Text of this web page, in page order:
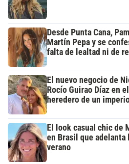
Desde Punta Cana,
Martín Pepa y se
falta de lealtad ni de
El nuevo negocio de
Rocío Guirao Díaz en
heredero de un
El look casual chic de
en Brasil que adelanta
verano